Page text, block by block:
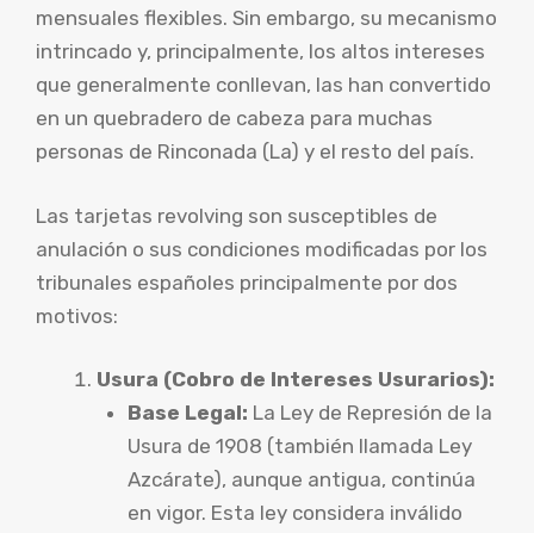
mensuales flexibles. Sin embargo, su mecanismo
intrincado y, principalmente, los altos intereses
que generalmente conllevan, las han convertido
en un quebradero de cabeza para muchas
personas de Rinconada (La) y el resto del país.
Las tarjetas revolving son susceptibles de
anulación o sus condiciones modificadas por los
tribunales españoles principalmente por dos
motivos:
Usura (Cobro de Intereses Usurarios):
Base Legal: La Ley de Represión de la
Usura de 1908 (también llamada Ley
Azcárate), aunque antigua, continúa
en vigor. Esta ley considera inválido